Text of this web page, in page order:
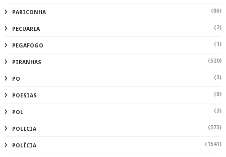
PARICONHA (86)
PECUARIA (2)
PEGAFOGO (1)
PIRANHAS (520)
PO (3)
POESIAS (8)
POL (3)
POLICIA (573)
POLÍCIA (1541)